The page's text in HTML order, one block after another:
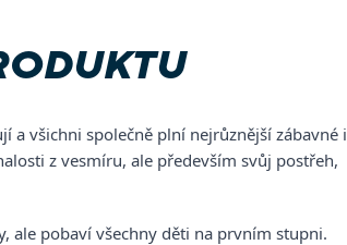
a všichni společně plní nejrůznější zábavné i
z vesmíru, ale především svůj postřeh,
ale pobaví všechny děti na prvním stupni.